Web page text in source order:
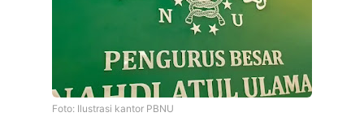
Foto: Ilustrasi kantor PBNU